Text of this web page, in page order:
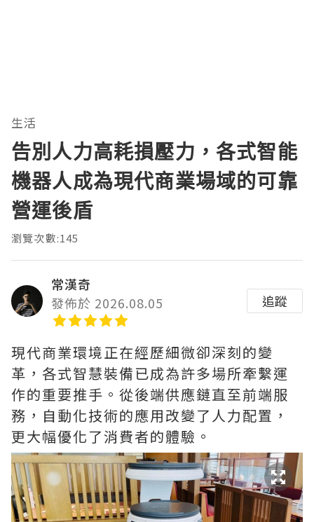
生活
告別人力高耗損壓力，各式智能
機器人成為現代商業場域的可靠
營運後盾
瀏覽次數:145
常漢奇
發佈於 2026.08.05
追蹤
現代商業環境正在經歷細微卻深刻的變
革，各式智慧裝備已成為許多場所牽繫運
作的重要推手。從後端供應鏈直至前端服
務，自動化技術的應用改變了人力配置，
更大幅優化了消費者的體驗。